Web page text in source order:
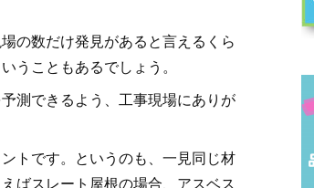
の数だけ発見があると言えるくら
うこともあるでしょう。
測できるよう、工事現場にありが
トです。というのも、一見同じ材
ばスレート屋根の場合、アスベス